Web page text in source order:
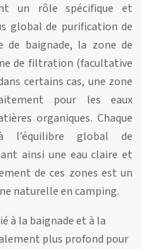
un rôle spécifique et
global de purification de
de baignade, la zone de
de filtration (facultative
certains cas, une zone
pour les eaux
organiques. Chaque
l’équilibre global de
ainsi une eau claire et
de ces zones est un
naturelle en camping.
à la baignade et à la
plus profond pour